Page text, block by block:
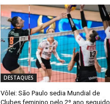
DESTAQUES
Vôlei: São Paulo sedia Mundial de
Clubes feminino pelo 2º ano seguido